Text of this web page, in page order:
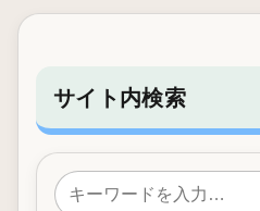
サイト内検索